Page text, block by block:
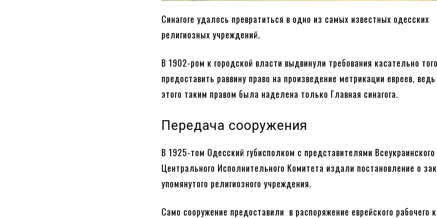
Синагоге удалось превратиться в одно из самых известных одесских
религиозных учреждений.
В 1902-ром к городской власти выдвинули требования касательно
предоставить раввину право на произведение метрикации евреев,
этого таким правом была наделена только Главная синагога.
Передача сооружения
В 1925-том Одесский губисполком с представителями Всеукраинского
Центрального Исполнительного Комитета издали постановление о
упомянутого религиозного учреждения.
Само сооружение предоставили в распоряжение еврейского рабочего